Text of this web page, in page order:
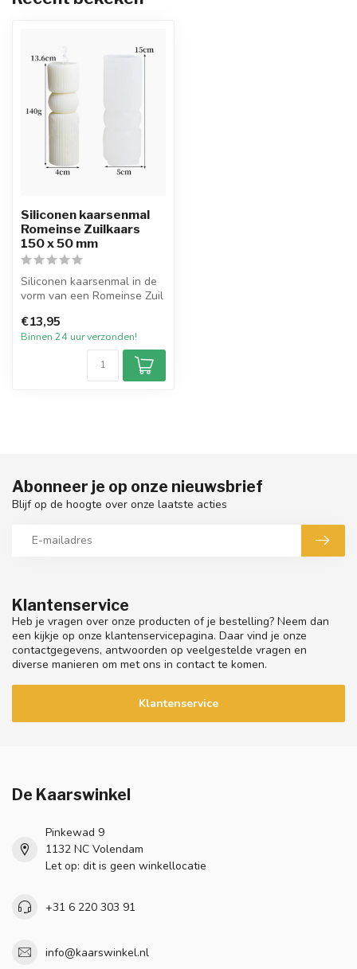
Siliconen kaarsenmal
Romeinse Zuilkaars
150 x 50 mm
Siliconen kaarsenmal in de
vorm van een Romeinse Zuil
e...
€13,95
Binnen 24 uur verzonden!
Klantenservice
Heb je vragen over onze producten of je bestelling? Neem dan
een kijkje op onze klantenservicepagina. Daar vind je onze
contactgegevens, antwoorden op veelgestelde vragen en
diverse manieren om met ons in contact te komen.
Klantenservice
Abonneer je op onze nieuwsbrief
Blijf op de hoogte over onze laatste acties
De Kaarswinkel
Pinkewad 9
1132 NC Volendam
Let op: dit is geen winkellocatie
+31 6 220 303 91
info@kaarswinkel.nl